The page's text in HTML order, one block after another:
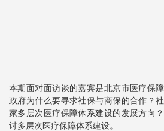
本期面对面访谈的嘉宾是北京市医疗保
政府为什么要寻求社保与商保的合作？
家多层次医疗保障体系建设的发展方向
讨多层次医疗保障体系建设。